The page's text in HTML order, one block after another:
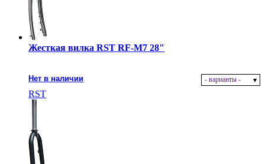
Жесткая вилка RST RF-M7 28"
Нет в наличии - варианты -
RST